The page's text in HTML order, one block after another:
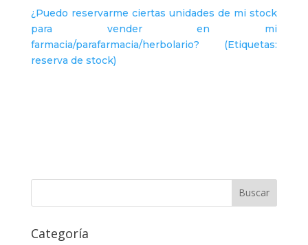
¿Puedo reservarme ciertas unidades de mi stock
para vender en mi
farmacia/parafarmacia/herbolario? (Etiquetas:
reserva de stock)
Categoría